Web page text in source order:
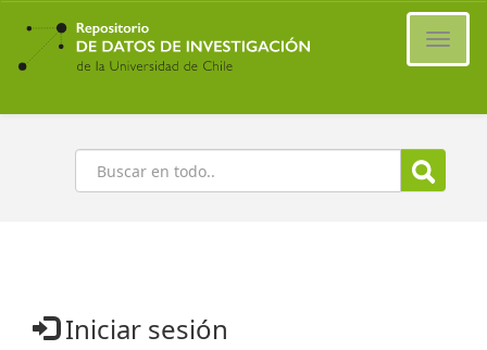
Ir
contenido
principal
Buscar
Iniciar sesión